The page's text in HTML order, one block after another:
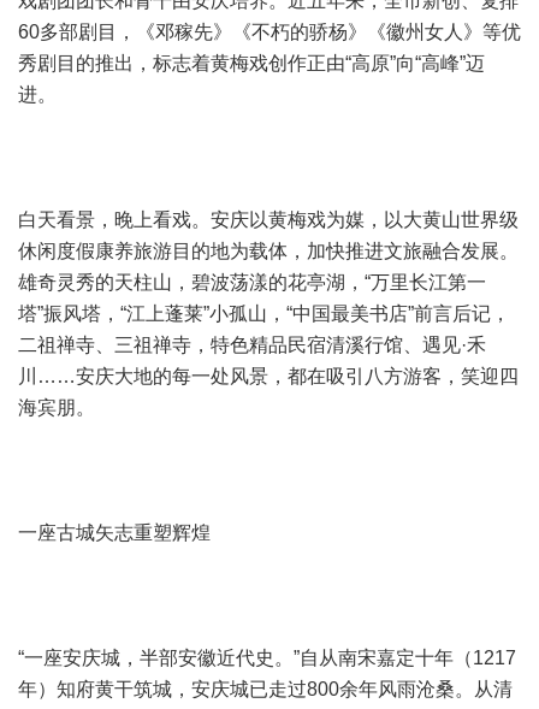
60多部剧目，《邓稼先》《不朽的骄杨》《徽州女人》等优
秀剧目的推出，标志着黄梅戏创作正由“高原”向“高峰”迈
进。
白天看景，晚上看戏。安庆以黄梅戏为媒，以大黄山世界级
休闲度假康养旅游目的地为载体，加快推进文旅融合发展。
雄奇灵秀的天柱山，碧波荡漾的花亭湖，“万里长江第一
塔”振风塔，“江上蓬莱”小孤山，“中国最美书店”前言后记，
二祖禅寺、三祖禅寺，特色精品民宿清溪行馆、遇见·禾
川……安庆大地的每一处风景，都在吸引八方游客，笑迎四
海宾朋。
一座古城矢志重塑辉煌
“一座安庆城，半部安徽近代史。”自从南宋嘉定十年（1217
年）知府黄干筑城，安庆城已走过800余年风雨沧桑。从清